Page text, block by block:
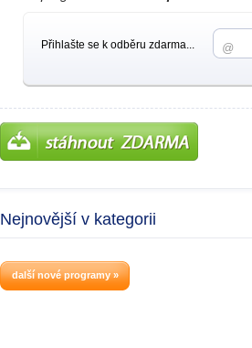
Přihlašte se k odběru zdarma...
Nejnovější v kategorii
další nové programy »